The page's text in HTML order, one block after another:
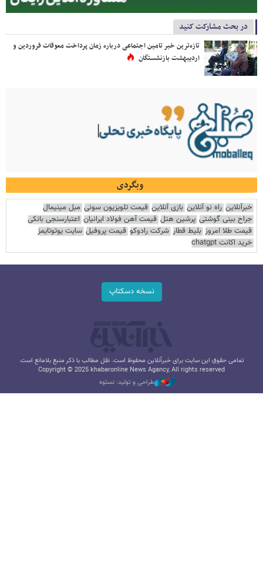
در بحث مشارکت کنید
تازه‌ترین خبر تامین اجتماعی درباره زمان پرداخت معوقات فروردین و
اردیبهشت بازنشستگان
وبگردی
خبرآنلاین راه نو آنلاین بازی آنلاین قیمت تلویزیون سونی مبل مینیمال
جراح بینی گوشتی پرشین هتل قیمت آهن فولاد ایرانیان اعتبارسنجی بانکی
قیمت طلا امروز بلیط قطار شرکت رادوکو قیمت پروفیل سایت یوتوتایمز
خرید اکانت chatgpt
نسخه دسکتاپ
تمامی حقوق این سایت برای خبرآنلاین محفوظ است. نقل مطالب با ذکر منبع بلامانع است.
Copyright © 2025 khabaronline News Agancy, All rights reserved
طراحی و تولید: نستوه